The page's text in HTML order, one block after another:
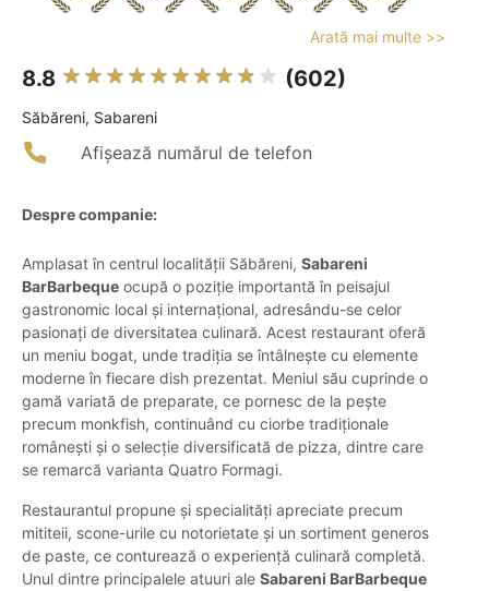
Arată mai multe >>
8.8 (602)
Săbăreni, Sabareni
Afișează numărul de telefon
Despre companie:
Amplasat în centrul localității Săbăreni, Sabareni
BarBarbeque ocupă o poziție importantă în peisajul
gastronomic local și internațional, adresându-se celor
pasionați de diversitatea culinară. Acest restaurant oferă
un meniu bogat, unde tradiția se întâlnește cu elemente
moderne în fiecare dish prezentat. Meniul său cuprinde o
gamă variată de preparate, ce pornesc de la pește
precum monkfish, continuând cu ciorbe tradiționale
românești și o selecție diversificată de pizza, dintre care
se remarcă varianta Quatro Formagi.
Restaurantul propune și specialități apreciate precum
mititeii, scone-urile cu notorietate și un sortiment generos
de paste, ce conturează o experiență culinară completă.
Unul dintre principalele atuuri ale Sabareni BarBarbeque